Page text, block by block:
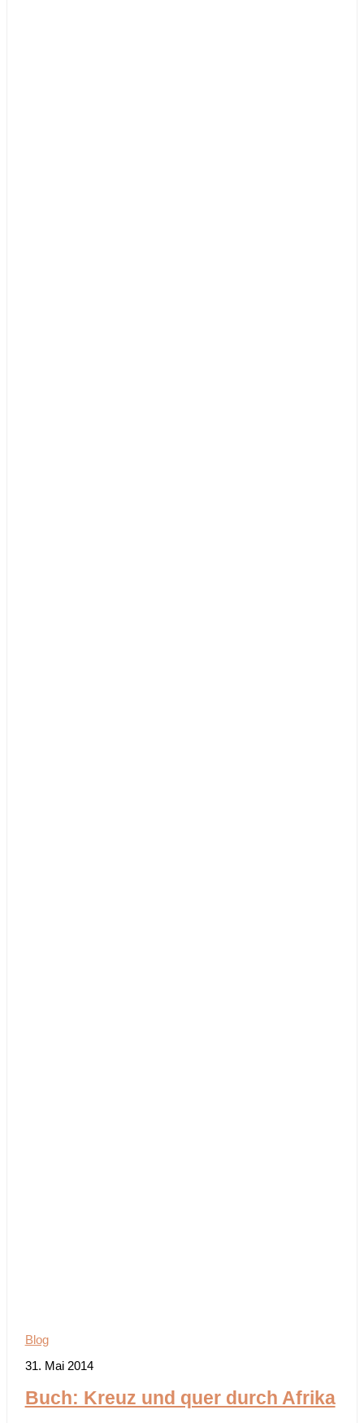
Blog
31. Mai 2014
Buch: Kreuz und quer durch Afrika